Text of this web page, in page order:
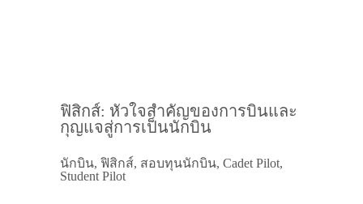
ฟิสิกส์: หัวใจสำคัญของการบินและ
กุญแจสู่การเป็นนักบิน
นักบิน, ฟิสิกส์, สอบทุนนักบิน, Cadet Pilot,
Student Pilot